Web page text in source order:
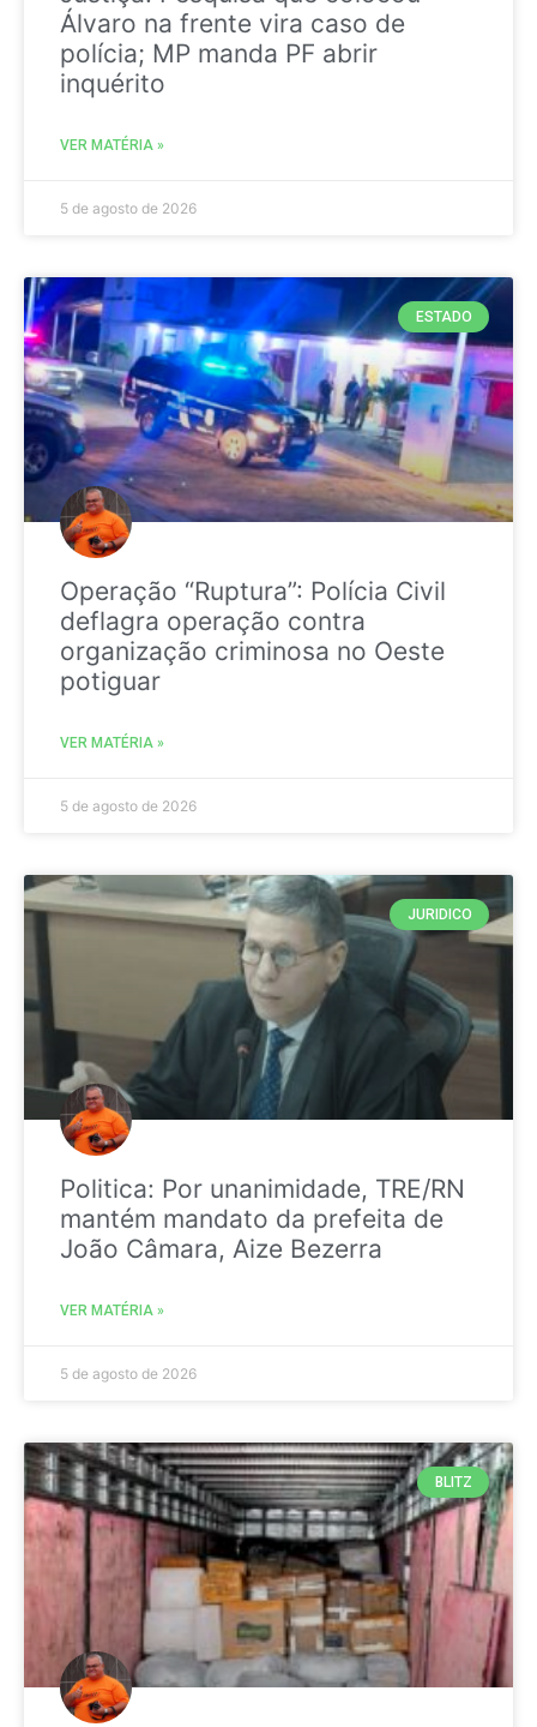
Álvaro na frente vira caso de
polícia; MP manda PF abrir
inquérito
VER MATÉRIA »
5 de agosto de 2026
ESTADO
Operação “Ruptura”: Polícia Civil
deflagra operação contra
organização criminosa no Oeste
potiguar
VER MATÉRIA »
5 de agosto de 2026
JURIDICO
Politica: Por unanimidade, TRE/RN
mantém mandato da prefeita de
João Câmara, Aize Bezerra
VER MATÉRIA »
5 de agosto de 2026
BLITZ